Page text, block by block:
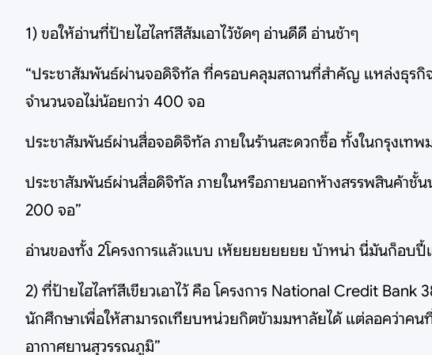
1) ขอให้อ่านที่ป้ายไฮไลท์สีส้มเอาไว้ชัดๆ อ่านดีดี อ่านช้าๆ
“ประชาสัมพันธ์ผ่านจอดิจิทัล ที่ครอบคลุมสถานที่สำคัญ แหล่งธุรกิ
จำนวนจอไม่น้อยกว่า 400 จอ
ประชาสัมพันธ์ผ่านสื่อจอดิจิทัล ภายในร้านสะดวกซื้อ ทั้งในกรุงเท
ประชาสัมพันธ์ผ่านสื่อดิจิทัล ภายในหรือภายนอกห้างสรรพสินค้าชั้น
200 จอ”
อ่านของทั้ง 2โครงการแล้วแบบ เห้ยยยยยยยย บ้าหน่า นี่มันก็อบปี้
2) ที่ป้ายไฮไลท์สีเขียวเอาไว้ คือ โครงการ National Credit
นักศึกษาเพื่อให้สามารถเทียบหน่วยกิตข้ามมหาลัยได้ แต่ลอคว่าคน
อากาศยานสุวรรณภูมิ”